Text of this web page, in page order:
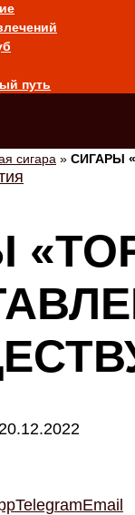
путь
сигара » СИГАРЫ
TelegramEmail